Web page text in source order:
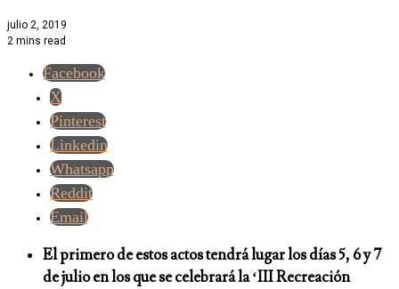
julio 2, 2019
2 mins read
Facebook
X
Pinterest
Linkedin
Whatsapp
Reddit
Email
El primero de estos actos tendrá lugar los días 5, 6 y 7
de julio en los que se celebrará la ‘III Recreación